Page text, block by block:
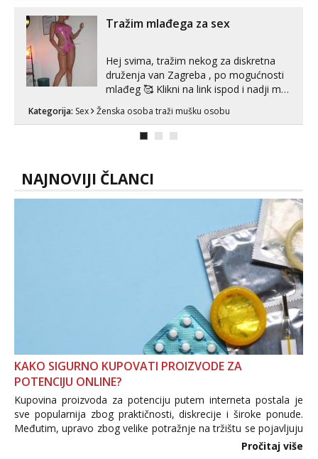
U mojoj raznolikoj ponudi možeš
pranaći nešto po svojoj mjeri. Sexi videa
Tražim mlađega za sex
Hej svima, tražim nekog za diskretna
druženja van Zagreba , po mogućnosti
mlađeg 🥰 Klikni na link ispod i nadji me
Kategorija: Sex Ženska osoba traži mušku osobu
NAJNOVIJI ČLANCI
KAKO SIGURNO KUPOVATI PROIZVODE ZA
POTENCIJU ONLINE?
Kupovina proizvoda za potenciju putem interneta postala je
sve popularnija zbog praktičnosti, diskrecije i široke ponude.
Međutim, upravo zbog velike potražnje na tržištu se pojavljuju
i brojni krivotvoreni proizvodi, nepouzdane internetske
Pročitaj više